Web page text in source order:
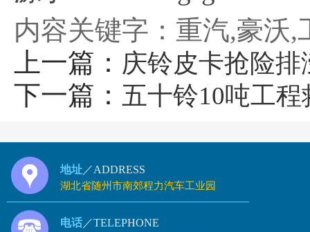
内容关键字：重汽,豪沃,
上一篇： 庆铃皮卡抢险
下一篇： 五十铃10吨工
地址 ／ADDRESS
湖北省随州市南郊程力汽车工业园
电话 ／TELEPHONE